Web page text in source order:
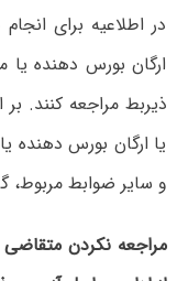
در اطلاعیه برای
ارگان بورس دهنده
ذیربط مراجعه کنند.
یا ارگان بورس
و سایر ضوابط مربوط،
مراجعه نکردن متقاضی